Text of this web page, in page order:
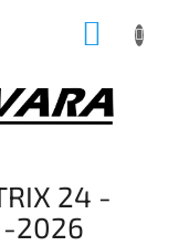
24 -
2026